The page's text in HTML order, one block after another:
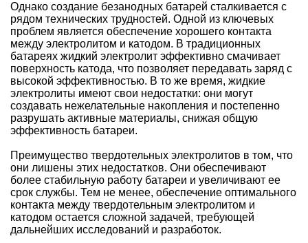
Однако создание безанодных батарей сталкивается с
рядом технических трудностей. Одной из ключевых
проблем является обеспечение хорошего контакта
между электролитом и катодом. В традиционных
батареях жидкий электролит эффективно смачивает
поверхность катода, что позволяет передавать заряд с
высокой эффективностью. В то же время, жидкие
электролиты имеют свои недостатки: они могут
создавать нежелательные накопления и постепенно
разрушать активные материалы, снижая общую
эффективность батареи.
Преимущество твердотельных электролитов в том, что
они лишены этих недостатков. Они обеспечивают
более стабильную работу батареи и увеличивают ее
срок службы. Тем не менее, обеспечение оптимального
контакта между твердотельным электролитом и
катодом остается сложной задачей, требующей
дальнейших исследований и разработок.